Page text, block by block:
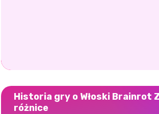
Historia gry o Włoski Brainrot
różnice